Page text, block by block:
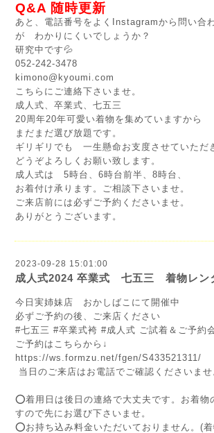
Q&A 随時更新
あと、電話番号をよくInstagramから問い合
が わかりにくいでしょうか？
研究中です💦
052-242-3478
kimono@kyoumi.com
こちらにご連絡下さいませ。
成人式、卒業式、七五三
20周年20年可愛い着物を集めていますから
まだまだ選び放題です。
ギリギリでも 一生懸命お支度させていただ
どうぞよろしくお願い致します。
成人式は 5時台、6時台前半、8時台、
お着付け承ります。ご相談下さいませ。
ご来店前には必ずご予約くださいませ。
ありがとうございます。
2023-09-28 15:01:00
成人式2024 卒業式 七五三 着物レン
今日実姉妹店 おかしばこにて開催中
必ずご予約の後、ご来店ください
#七五三 #卒業式袴 #成人式 ご試着＆ご予約
ご予約はこちらから↓
https://ws.formzu.net/fgen/S433521311/
当日のご来店はお電話でご確認くださいませ
⭕️着用日は後日の連絡で大丈夫です。お着物
すので先にお選び下さいませ。
⭕️お持ち込み料金いただいておりません。(